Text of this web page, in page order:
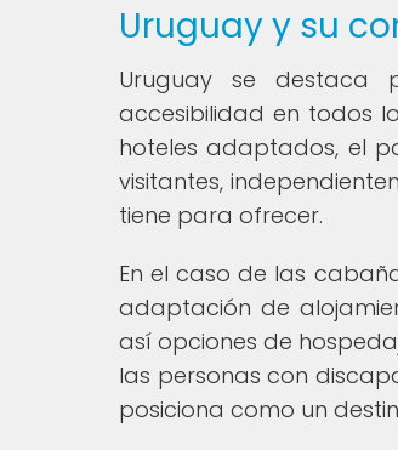
Uruguay y su
Uruguay se destaca
accesibilidad en todos
hoteles adaptados, el
visitantes,
tiene para ofrecer.
En el caso de las
adaptación de
así opciones de
las personas con
posiciona como un